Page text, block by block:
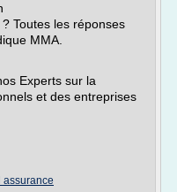
Toutes les réponses
MMA.
Experts sur la
et des entreprises
assurance